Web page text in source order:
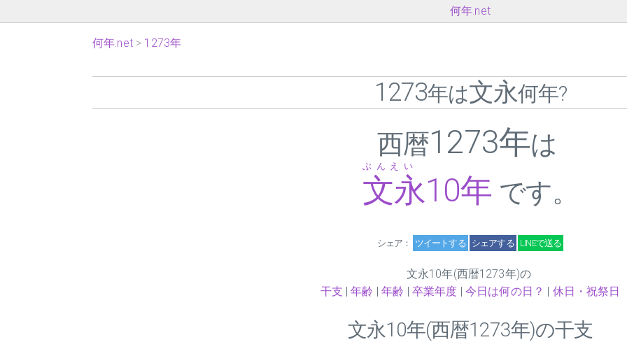
何年.net
何年.net 1273年
1273年は文永何年?
西暦1273年は
文永10年
ぶんえい
です。
シェア： ツイートする シェアする LINEで送る
文永10年(西暦1273年)の
干支 |年齢 |年齢 | 卒業年度 | 今日は何の日？ | 休日・祝祭日
文永10年(西暦1273年)の干支